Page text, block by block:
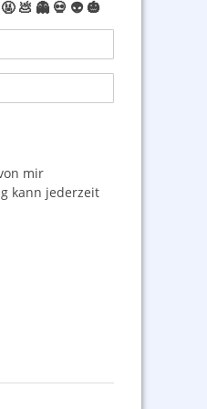
🤬 💩 👻 💀 👽 🎃
mir
kann jederzeit